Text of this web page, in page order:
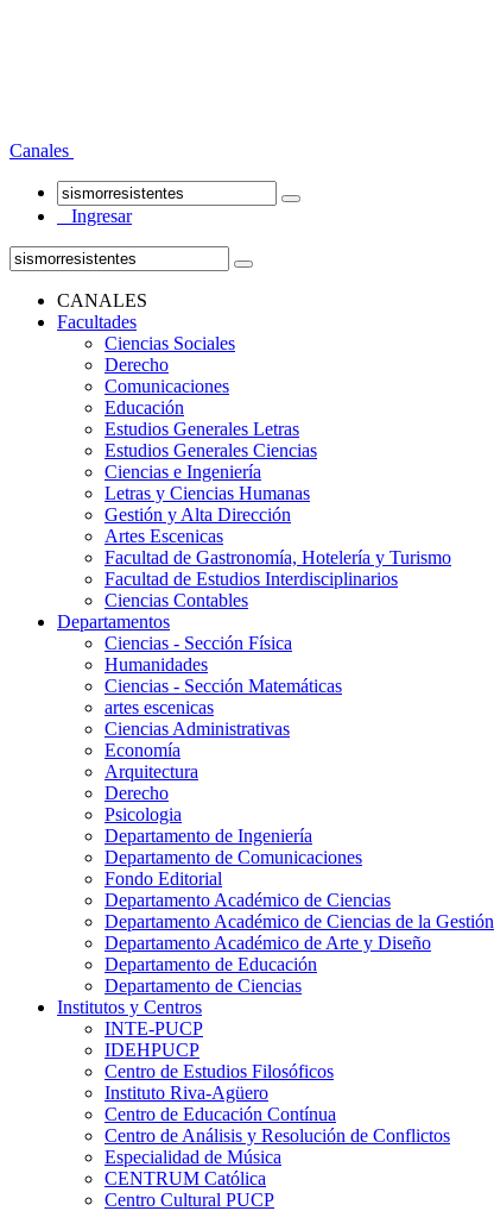
Canales
Ingresar
CANALES
Facultades
Ciencias Sociales
Derecho
Comunicaciones
Educación
Estudios Generales Letras
Estudios Generales Ciencias
Ciencias e Ingeniería
Letras y Ciencias Humanas
Gestión y Alta Dirección
Artes Escenicas
Facultad de Gastronomía, Hotelería y Turismo
Facultad de Estudios Interdisciplinarios
Ciencias Contables
Departamentos
Ciencias - Sección Física
Humanidades
Ciencias - Sección Matemáticas
artes escenicas
Ciencias Administrativas
Economía
Arquitectura
Derecho
Psicologia
Departamento de Ingeniería
Departamento de Comunicaciones
Fondo Editorial
Departamento Académico de Ciencias
Departamento Académico de Ciencias de la Gestión
Departamento Académico de Arte y Diseño
Departamento de Educación
Departamento de Ciencias
Institutos y Centros
INTE-PUCP
IDEHPUCP
Centro de Estudios Filosóficos
Instituto Riva-Agüero
Centro de Educación Contínua
Centro de Análisis y Resolución de Conflictos
Especialidad de Música
CENTRUM Católica
Centro Cultural PUCP